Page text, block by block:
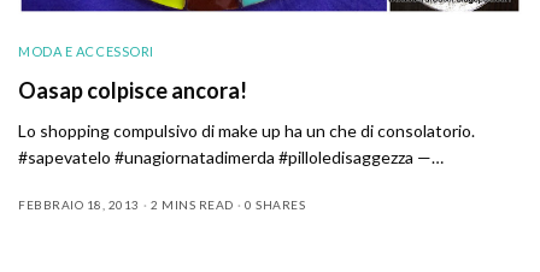
MODA E ACCESSORI
Oasap colpisce ancora!
Lo shopping compulsivo di make up ha un che di consolatorio.
#sapevatelo #unagiornatadimerda #pilloledisaggezza —…
FEBBRAIO 18, 2013 2 MINS READ 0 SHARES